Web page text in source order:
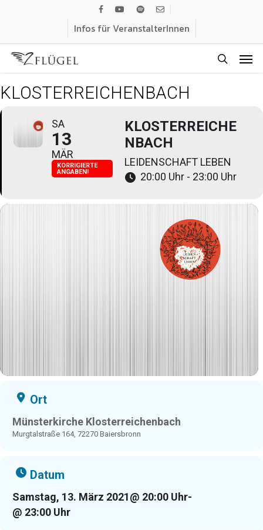
content
facebook
youtubespotifyemail
Infos für VeranstalterInnen
KLOSTERREICHENBACH
SA
13
MÄR
KORRIGIERTE
ANGABEN!
KLOSTERREICHE
NBACH
LEIDENSCHAFT LEBEN
20:00 Uhr - 23:00 Uhr
Ort
Münsterkirche Klosterreichenbach
Murgtalstraße 164, 72270 Baiersbronn
Datum
Samstag, 13. März 2021@ 20:00 Uhr-
@ 23:00 Uhr